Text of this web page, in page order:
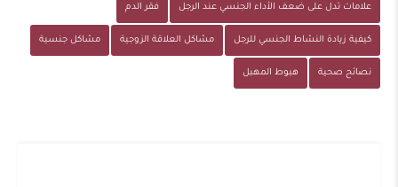
علامات تدل على ضعف الأداء الجنسي عند الرجل فقر الدم
كيفية زيادة النشاط الجنسي للرجل مشاكل العلاقة الزوجية مشاكل جنسية
نصائح صحية هبوط المهبل